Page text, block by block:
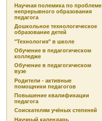
Научная полемика по проблеме
непрерывного образования
педагога
Дошкольное технологическое
образование детей
"Технология" в школе
Обучение в педагогическом
колледже
Обучение в педагогическом
вузе
Родители - активные
помощники педагогов
Повышение квалификации
педагога
Соискателям учёных степеней
Научный календарь